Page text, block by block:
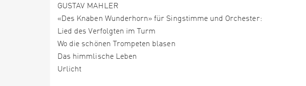
GUSTAV MAHLER
«Des Knaben Wunderhorn» für Singstimme und Orchester:
Lied des Verfolgten im Turm
Wo die schönen Trompeten blasen
Das himmlische Leben
Urlicht